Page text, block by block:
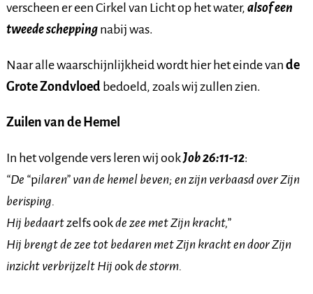
verscheen er een Cirkel van Licht op het water, alsof een
tweede scheppingnabij was.
Naar alle waarschijnlijkheid wordt hier het einde van de
Grote Zondvloed bedoeld, zoals wij zullen zien.
Zuilen van de Hemel
In het volgende vers leren wij ookJob 26:11-12:
“De “pilaren” van de hemel beven; en zijn verbaasd over Zijn
berisping.
Hij bedaart zelfs ookde zee met Zijn kracht,”
Hij brengt de zee tot bedaren met Zijn kracht en door Zijn
inzicht verbrijzelt Hij ookde storm.